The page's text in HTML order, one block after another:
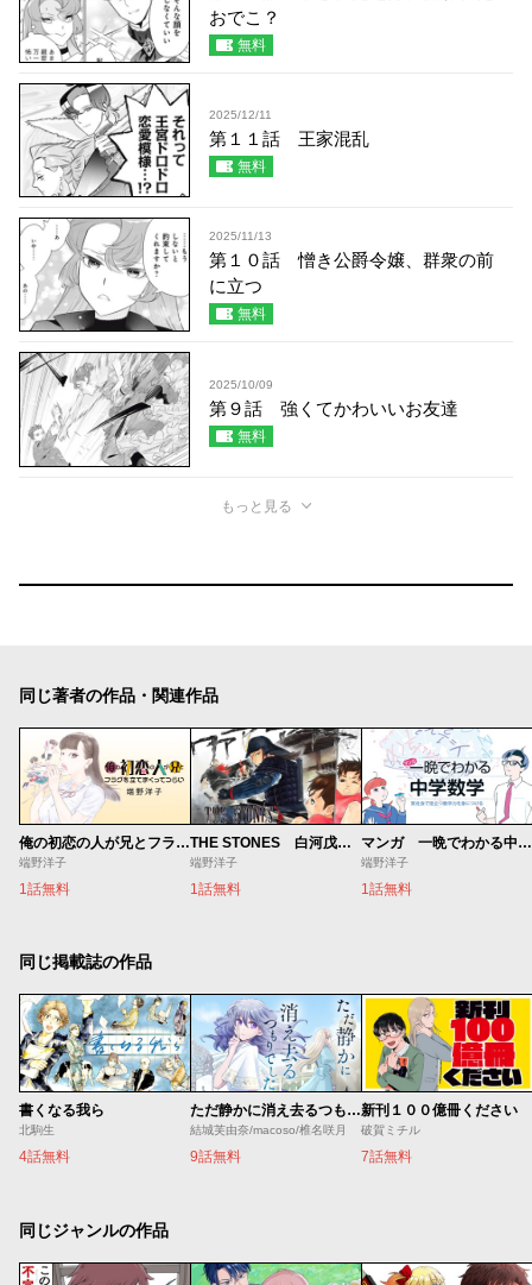
おでこ？
無料
2025/12/11
第１１話 王家混乱
無料
2025/11/13
第１０話 憎き公爵令嬢、群衆の前
に立つ
無料
2025/10/09
第９話 強くてかわいいお友達
無料
もっと見る
同じ著者の作品・関連作品
俺の初恋の人が兄とフラグを立てまくってつらい
端野洋子
1話無料
THE STONES 白河戊辰戦争異聞
端野洋子
1話無料
マンガ 一晩でわかる中学数学
端野洋子
1話無料
同じ掲載誌の作品
書くなる我ら
北駒生
4話無料
ただ静かに消え去るつもりでした
結城芙由奈/macoso/椎名咲月
9話無料
新刊１００億冊ください
破賀ミチル
7話無料
同じジャンルの作品